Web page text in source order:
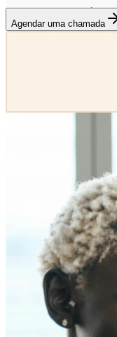
Encontre o horário
seu grupo.
Para indivíduos
cliente escolhe o
Página de
Configure sua
compartilhe seu
com você em
Funcionalidades
Integrações
Agendar uma chamada